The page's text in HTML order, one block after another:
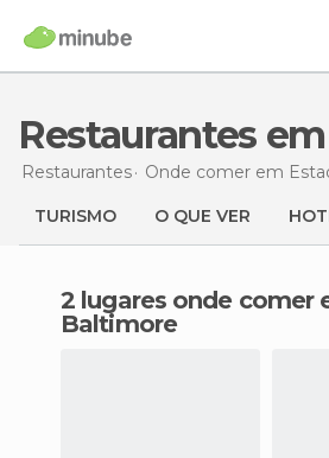
Restaurantes
Restaurantes Onde comer em
TURISMO O QUE VER
2 lugares onde comer em
Baltimore